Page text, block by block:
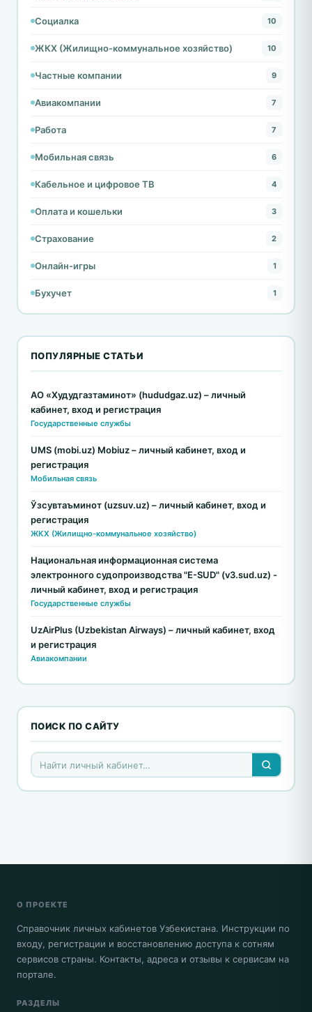
Социалка 10
ЖКХ (Жилищно-коммунальное хозяйство) 10
Частные компании 9
Авиакомпании 7
Работа 7
Мобильная связь 6
Кабельное и цифровое ТВ 4
Оплата и кошельки 3
Страхование 2
Онлайн-игры 1
Бухучет 1
ПОПУЛЯРНЫЕ СТАТЬИ
АО «Худудгазтаминот» (hududgaz.uz) – личный
кабинет, вход и регистрация
Государственные службы
UMS (mobi.uz) Mobiuz – личный кабинет, вход и
регистрация
Мобильная связь
Ўзсувтаъминот (uzsuv.uz) – личный кабинет, вход и
регистрация
ЖКХ (Жилищно-коммунальное хозяйство)
Национальная информационная система
электронного судопроизводства "E-SUD" (v3.sud.uz) -
личный кабинет, вход и регистрация
Государственные службы
UzAirPlus (Uzbekistan Airways) – личный кабинет, вход
и регистрация
Авиакомпании
ПОИСК ПО САЙТУ
О ПРОЕКТЕ
Справочник личных кабинетов Узбекистана. Инструкции по
входу, регистрации и восстановлению доступа к сотням
сервисов страны. Контакты, адреса и отзывы к сервисам на
портале.
РАЗДЕЛЫ